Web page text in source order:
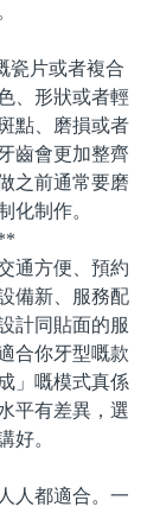
片或者複合
、形狀或者輕
點、磨損或者
齒會更加整齊
之前通常要磨
化制作。
通方便、預約
備新、服務配
計同貼面的服
合你牙型嘅款
」嘅模式真係
平有差異，選
好。
人都適合。一